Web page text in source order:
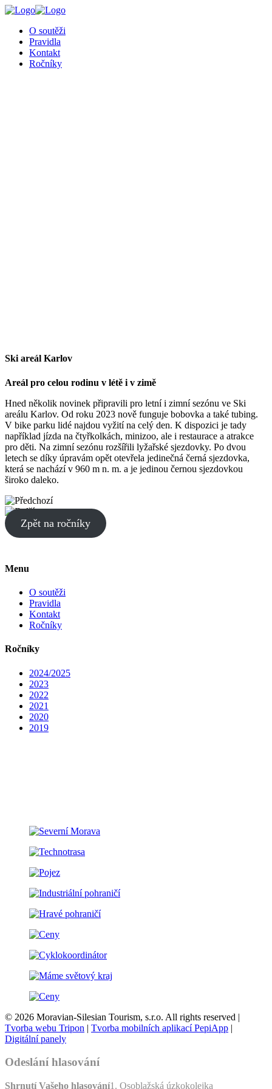
O soutěži
Pravidla
Kontakt
Ročníky
Ski areál Karlov
Areál pro celou rodinu v létě i v zimě
Hned několik novinek připravili pro letní i zimní sezónu ve Ski
areálu Karlov. Od roku 2023 nově funguje bobovka a také tubing.
V bike parku lidé najdou vyžití na celý den. K dispozici je tady
například jízda na čtyřkolkách, minizoo, ale i restaurace a atrakce
pro děti. Na zimní sezónu rozšířili lyžařské sjezdovky. Po dvou
letech se díky úpravám opět otevřela jedinečná černá sjezdovka,
která se nachází v 960 m n. m. a je jedinou černou sjezdovkou
široko daleko.
Zpět na ročníky
Menu
O soutěži
Pravidla
Kontakt
Ročníky
Ročníky
2024/2025
2023
2022
2021
2020
2019
© 2026 Moravian-Silesian Tourism, s.r.o. All rights reserved |
Tvorba webu Tripon | Tvorba mobilních aplikací PepiApp |
Digitální panely
Odeslání hlasování
Shrnutí Vašeho hlasování1. Osoblažská úzkokolejka